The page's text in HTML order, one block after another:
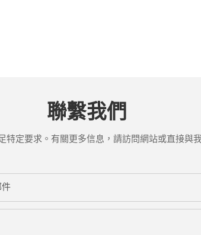
聯繫我們
特定要求。有關更多信息，請訪問網站或直接與
件